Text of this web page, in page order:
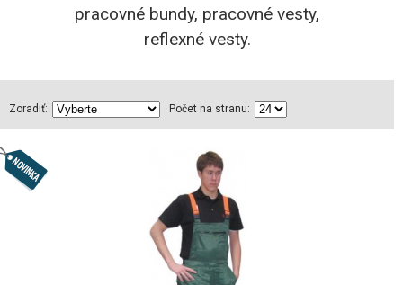
pracovné bundy, pracovné vesty,
reflexné vesty.
Zoradiť: Počet na stranu: